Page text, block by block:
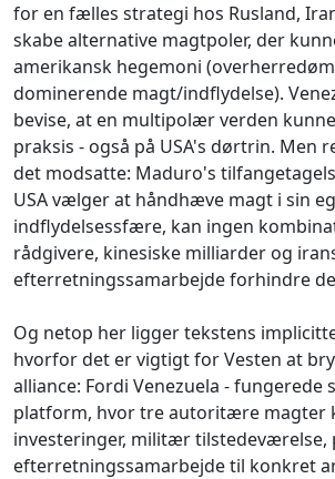
for en fælles strategi hos Rusland,
skabe alternative magtpoler, der
amerikansk hegemoni
dominerende magt/indflydelse).
bevise, at en multipolær verden
praksis - også på USA's dørtrin. Men
det modsatte: Maduro's
USA vælger at håndhæve magt i sin
indflydelsessfære, kan ingen
rådgivere, kinesiske milliarder og
efterretningssamarbejde forhindre
Og netop her ligger tekstens
hvorfor det er vigtigt for Vesten at
alliance: Fordi Venezuela - fungerede
platform, hvor tre autoritære magter
investeringer, militær tilstedeværelse,
efterretningssamarbejde til konkret